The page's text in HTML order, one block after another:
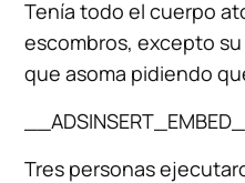
Tenía todo el cuerpo
escombros, excepto
que asoma pidiendo
Tres personas